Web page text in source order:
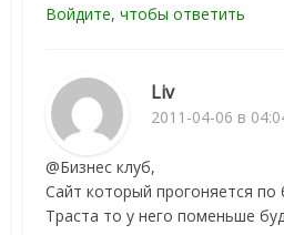
Войдите, чтобы ответить
Liv
2011-04-06 в
@Бизнес клуб,
Сайт который прогоняется по
Траста то у него поменьше